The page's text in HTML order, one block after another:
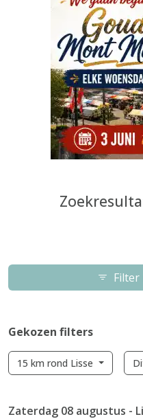
Gekozen filters
15 km rond Lisse
Zaterdag 08 augustus -